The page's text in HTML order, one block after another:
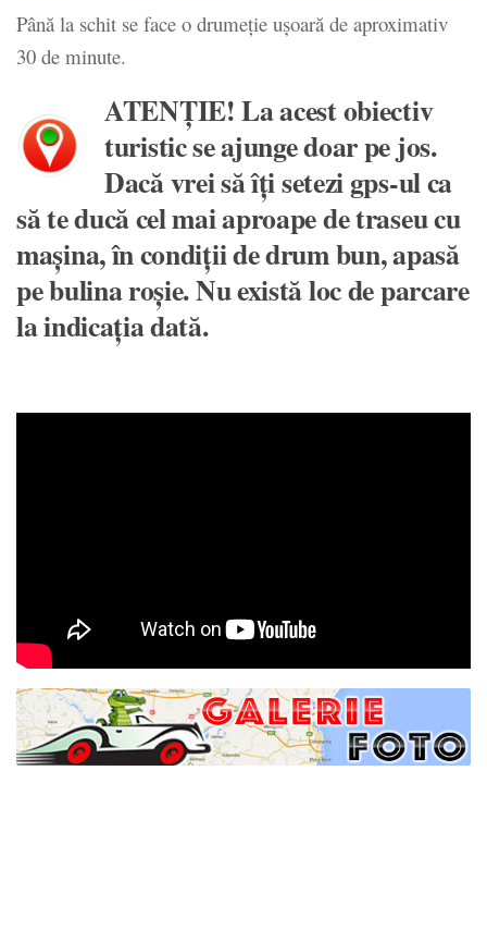
Până la schit se face o drumeție ușoară de aproximativ
30 de minute.
ATENŢIE! La acest obiectiv
turistic se ajunge doar pe jos.
Dacă vrei să îţi setezi gps-ul ca
să te ducă cel mai aproape de traseu cu
maşina, în condiţii de drum bun, apasă
pe bulina roşie. Nu există loc de parcare
la indicaţia dată.